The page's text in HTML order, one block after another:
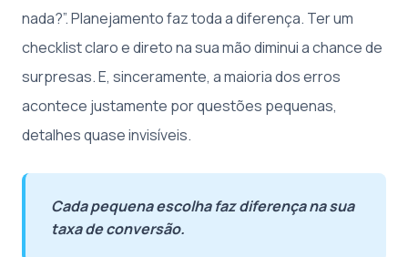
nada?”. Planejamento faz toda a diferença. Ter um
checklist claro e direto na sua mão diminui a chance de
surpresas. E, sinceramente, a maioria dos erros
acontece justamente por questões pequenas,
detalhes quase invisíveis.
Cada pequena escolha faz diferença na sua
taxa de conversão.